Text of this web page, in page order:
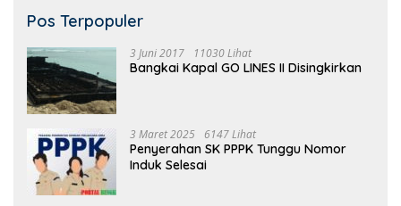
Pos Terpopuler
3 Juni 2017 11030 Lihat
Bangkai Kapal GO LINES II Disingkirkan
3 Maret 2025 6147 Lihat
Penyerahan SK PPPK Tunggu Nomor
Induk Selesai